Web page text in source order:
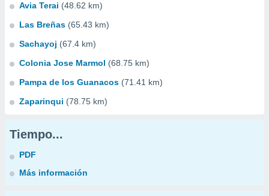
Avia Terai (48.62 km)
Las Breñas (65.43 km)
Sachayoj (67.4 km)
Colonia Jose Marmol (68.75 km)
Pampa de los Guanacos (71.41 km)
Zaparinqui (78.75 km)
Tiempo...
PDF
Más información